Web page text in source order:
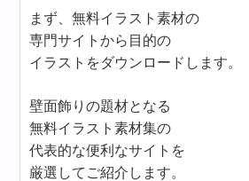
まず、無料イラスト素材の
専門サイトから目的の
イラストをダウンロードします。
壁面飾りの題材となる
無料イラスト素材集の
代表的な便利なサイトを
厳選してご紹介します。